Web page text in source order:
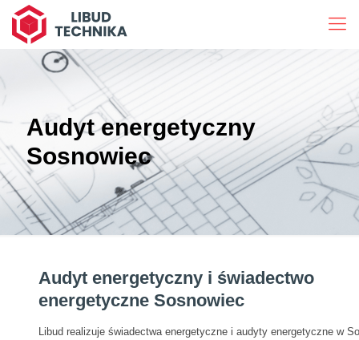
Audyt energetyczny
Sosnowiec
Audyt energetyczny i świadectwo
energetyczne Sosnowiec
Libud realizuje świadectwa energetyczne i audyty energetyczne w